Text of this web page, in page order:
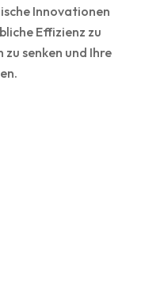
Innovationen
Effizienz zu
senken und Ihre